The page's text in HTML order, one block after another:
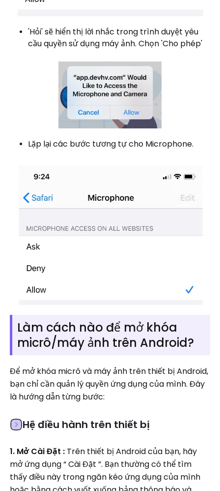
'Hỏi' ​​sẽ hiển thị lời nhắc trong trình duyệt yêu
cầu quyền sử dụng máy ảnh. Chọn 'Cho phép'
Lặp lại các bước tương tự cho Microphone.
Làm cách nào để mở khóa
micrô/máy ảnh trên Android?
Để mở khóa micrô và máy ảnh trên thiết bị Android,
bạn chỉ cần quản lý quyền ứng dụng của mình. Đây
là hướng dẫn từng bước:
Hệ điều hành trên thiết bị
1. Mở Cài Đặt : Trên thiết bị Android của bạn, hãy
mở ứng dụng “ Cài Đặt ”. Bạn thường có thể tìm
thấy điều này trong ngăn kéo ứng dụng của mình